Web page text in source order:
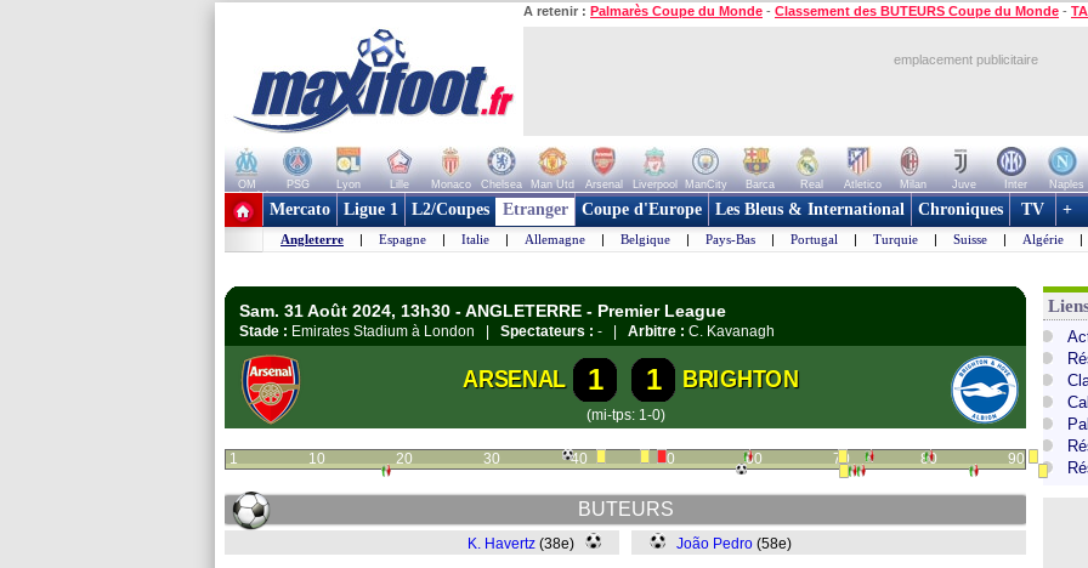
A retenir : Palmarès Coupe du Monde - Classement des BUTEURS Coupe du Monde -
emplacement publicitaire
OM PSG Lyon Lille Monaco Chelsea Man Utd Arsenal Liverpool ManCity Barca Real Atletico Milan Juve Inter Naples
+ de clubs
Mercato Ligue 1 L2/Coupes Etranger Coupe d'Europe Les Bleus & International Chroniques TV +
Angleterre | Espagne | Italie | Allemagne | Belgique | Pays-Bas | Portugal | Turquie | Suisse | Algérie |
Sam. 31 Août 2024, 13h30 - ANGLETERRE - Premier League
Stade : Emirates Stadium à London | Spectateurs : - | Arbitre : C. Kavanagh
ARSENAL 1 1 BRIGHTON
(mi-tps: 1-0)
1 10 20 30 40 50 60 70 80 90
BUTEURS
K. Havertz (38e) João Pedro (58e)